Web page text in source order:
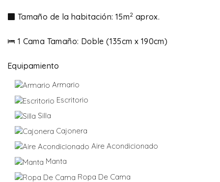
Tamaño de la habitación: 15m2 aprox.
1 Cama Tamaño: Doble (135cm x 190cm)
Equipamiento
Armario
Escritorio
Silla
Cajonera
Aire Acondicionado
Manta
Ropa De Cama